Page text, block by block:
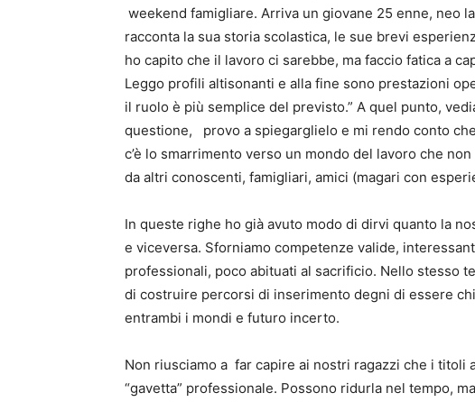
weekend famigliare. Arriva un giovane 25 enne, neo
racconta la sua storia scolastica, le sue brevi
ho capito che il lavoro ci sarebbe, ma faccio fatica a
Leggo profili altisonanti e alla fine sono prestazioni
il ruolo è più semplice del previsto.” A quel punto,
questione, provo a spiegarglielo e mi rendo conto
c’è lo smarrimento verso un mondo del lavoro che
da altri conoscenti, famigliari, amici (magari con
In queste righe ho già avuto modo di dirvi quanto la
e viceversa. Sforniamo competenze valide,
professionali, poco abituati al sacrificio. Nello stesso
di costruire percorsi di inserimento degni di essere
entrambi i mondi e futuro incerto.
Non riusciamo a far capire ai nostri ragazzi che i titoli
“gavetta” professionale. Possono ridurla nel tempo,